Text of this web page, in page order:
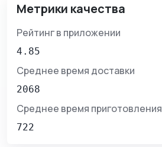
Метрики качества
Рейтинг в приложении
4.85
Среднее время доставки
2068
Среднее время приготовления
722